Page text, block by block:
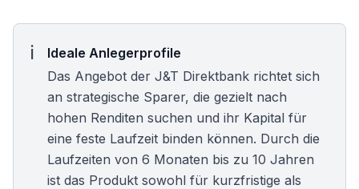
Ideale Anlegerprofile
Das Angebot der J&T Direktbank richtet sich
an strategische Sparer, die gezielt nach
hohen Renditen suchen und ihr Kapital für
eine feste Laufzeit binden können. Durch die
Laufzeiten von 6 Monaten bis zu 10 Jahren
ist das Produkt sowohl für kurzfristige als